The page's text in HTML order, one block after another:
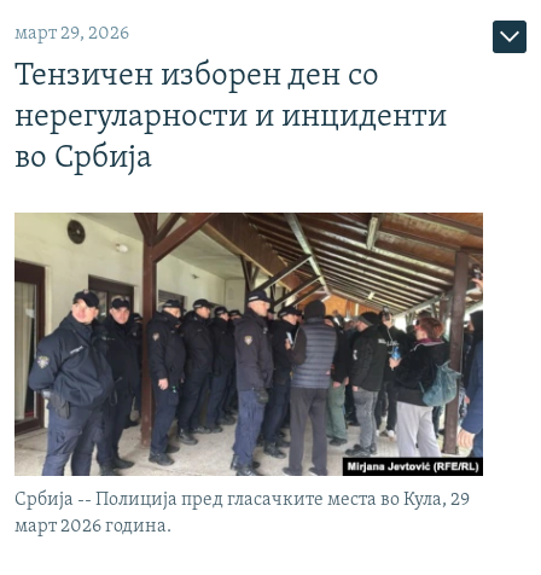
март 29, 2026
Тензичен изборен ден со
нерегуларности и инциденти
во Србија
Србија -- Полиција пред гласачките места во Кула, 29
март 2026 година.